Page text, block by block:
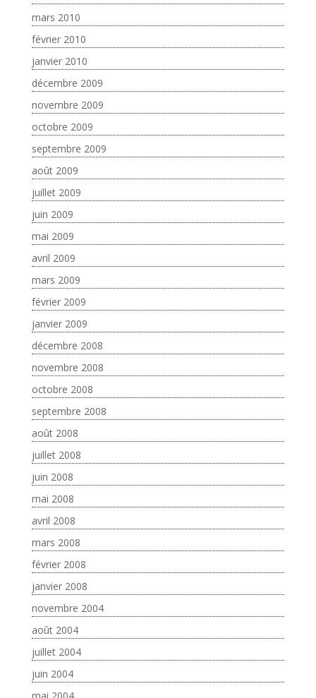
mars 2010
février 2010
janvier 2010
décembre 2009
novembre 2009
octobre 2009
septembre 2009
août 2009
juillet 2009
juin 2009
mai 2009
avril 2009
mars 2009
février 2009
janvier 2009
décembre 2008
novembre 2008
octobre 2008
septembre 2008
août 2008
juillet 2008
juin 2008
mai 2008
avril 2008
mars 2008
février 2008
janvier 2008
novembre 2004
août 2004
juillet 2004
juin 2004